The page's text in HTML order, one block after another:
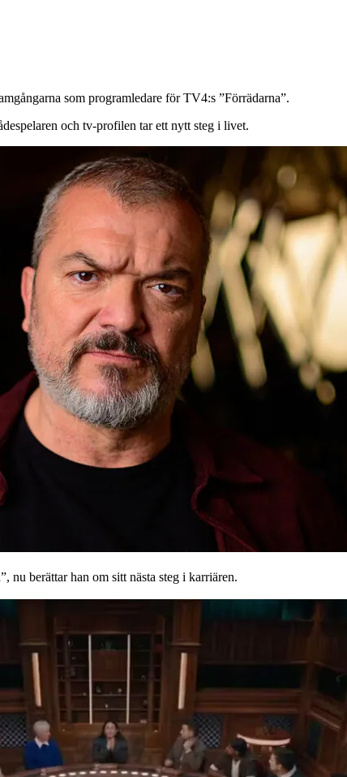
som programledare för TV4:s ”Förrädarna”.
och tv-profilen tar ett nytt steg i livet.
nu berättar han om sitt nästa steg i karriären.